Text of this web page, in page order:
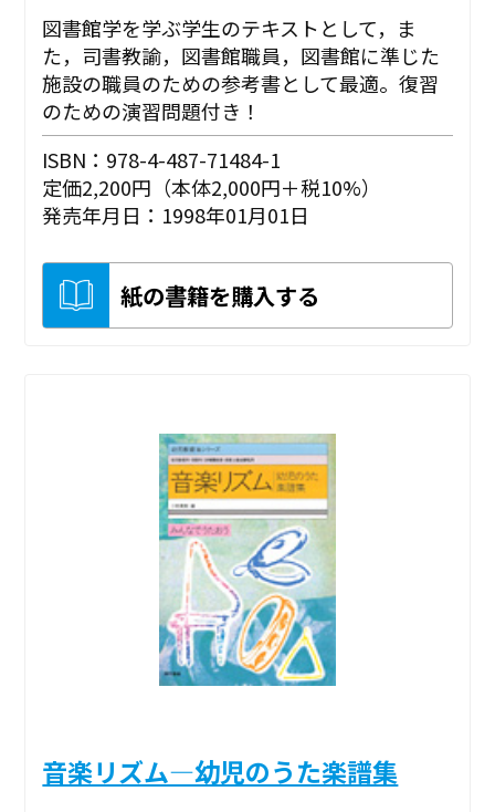
図書館学を学ぶ学生のテキストとして，ま
た，司書教諭，図書館職員，図書館に準じた
施設の職員のための参考書として最適。復習
のための演習問題付き！
ISBN：978-4-487-71484-1
定価2,200円（本体2,000円＋税10%）
発売年月日：1998年01月01日
紙の書籍を購入する
音楽リズム―幼児のうた楽譜集